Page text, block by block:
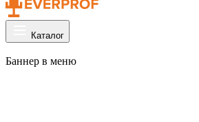
Каталог
Баннер в меню